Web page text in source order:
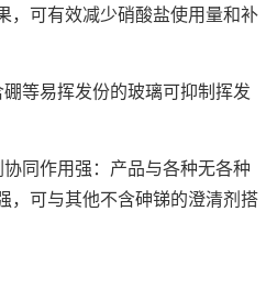
，可有效减少硝酸盐使用量和补
等易挥发份的玻璃可抑制挥发
同作用强：产品与各种无各种
，可与其他不含砷锑的澄清剂搭